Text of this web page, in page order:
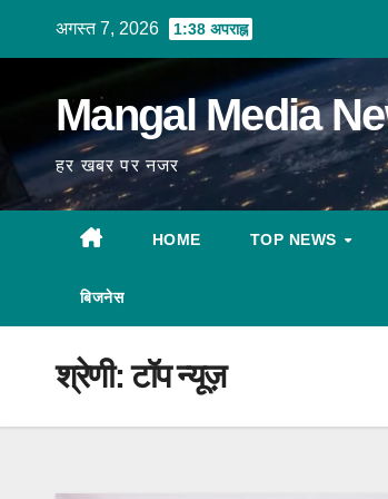
अगस्त 7, 2026 1:38 अपराह्न
Mangal Media
हर खबर पर नजर
HOME TOP NEWS
बिजनेस
श्रेणी:टॉप न्यूज़